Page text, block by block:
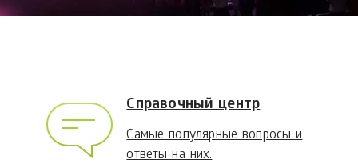
Справочный центр
Самые популярные вопросы и
ответы на них.